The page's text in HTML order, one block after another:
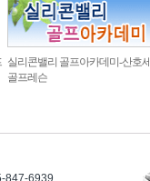
실리콘밸리 골프아카데미-산호세
골프레슨
847-6939